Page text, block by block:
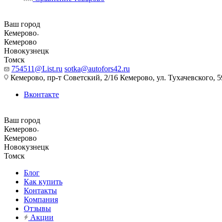
Ваш город
Кемерово
Кемерово
Новокузнецк
Томск
754511@List.ru sotka@autofors42.ru
Кемерово, пр-т Советский, 2/16 Кемерово, ул. Тухачевского,
Вконтакте
Ваш город
Кемерово
Кемерово
Новокузнецк
Томск
Блог
Как купить
Контакты
Компания
Отзывы
Акции